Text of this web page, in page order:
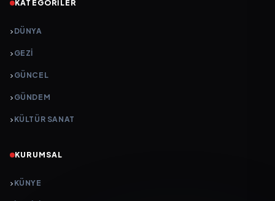
KATEGORILER
DÜNYA
GEZI
GÜNCEL
GÜNDEM
KÜLTÜR SANAT
KURUMSAL
KÜNYE